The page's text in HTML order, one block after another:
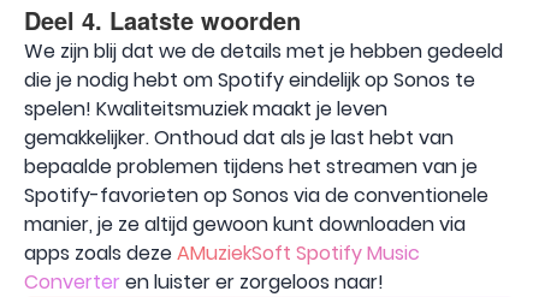
Deel 4. Laatste woorden
We zijn blij dat we de details met je hebben gedeeld
die je nodig hebt om Spotify eindelijk op Sonos te
spelen! Kwaliteitsmuziek maakt je leven
gemakkelijker. Onthoud dat als je last hebt van
bepaalde problemen tijdens het streamen van je
Spotify-favorieten op Sonos via de conventionele
manier, je ze altijd gewoon kunt downloaden via
apps zoals dezeAMuziekSoft Spotify Music
Converter en luister er zorgeloos naar!